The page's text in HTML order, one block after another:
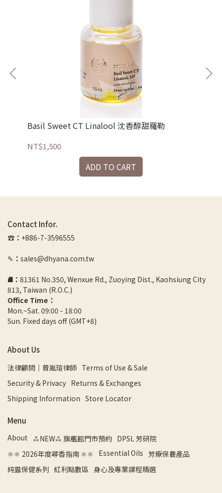
Basil Sweet CT Linalool 沈香醇甜羅勒
NT$1,500
ADD TO CART
Contact Infor.
☎︎ ： +886-7-3596555
✎ ： sales@dhyana.com.tw
⛘ ： 81361 No.350, Wenxue Rd., Zuoying Dist., Kaohsiung City
813, Taiwan (R.O.C.)
Office Time：
Mon.~Sat. 09:00 - 18:00
Sun. Fixed days off (GMT+8)
About Us
法律顧問｜曾胤瑄律師 Terms of Use & Sale
Security & Privacy Returns & Exchanges
Shipping Information Store Locator
Menu
About ⁂NEW⁂ 旗艦館門市預約 DPSL 芳研院
⚛︎⚛︎ 2026年度尋香指南 ⚛︎⚛︎
Essential Oils 芳療保養產品
純露保健系列 紅利點數區 身心及專業課程精選